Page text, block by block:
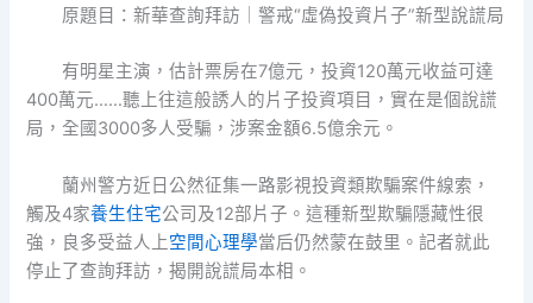
原題目：新華查詢拜訪｜警戒“虛偽投資片子”新型說謊局
有明星主演，估計票房在7億元，投資120萬元收益可達
400萬元……聽上往這般誘人的片子投資項目，實在是個說謊
局，全國3000多人受騙，涉案金額6.5億余元。
蘭州警方近日公然征集一路影視投資類欺騙案件線索，
觸及4家養生住宅公司及12部片子。這種新型欺騙隱藏性很
強，良多受益人上空間心理學當后仍然蒙在鼓里。記者就此
停止了查詢拜訪，揭開說謊局本相。